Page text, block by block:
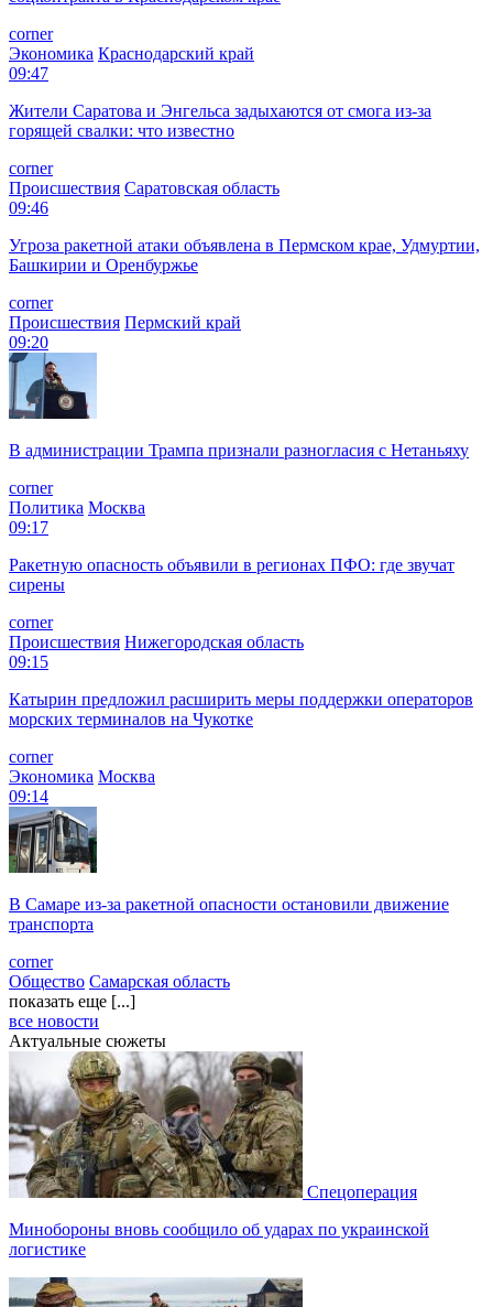
corner
Экономика Краснодарский край
09:47
Жители Саратова и Энгельса задыхаются от смога из-за
горящей свалки: что известно
corner
Происшествия Саратовская область
09:46
Угроза ракетной атаки объявлена в Пермском крае, Удмуртии,
Башкирии и Оренбуржье
corner
Происшествия Пермский край
09:20
В администрации Трампа признали разногласия с Нетаньяху
corner
Политика Москва
09:17
Ракетную опасность объявили в регионах ПФО: где звучат
сирены
corner
Происшествия Нижегородская область
09:15
Катырин предложил расширить меры поддержки операторов
морских терминалов на Чукотке
corner
Экономика Москва
09:14
В Самаре из-за ракетной опасности остановили движение
транспорта
corner
Общество Самарская область
показать еще [...]
все новости
Актуальные сюжеты
Спецоперация
Минобороны вновь сообщило об ударах по украинской
логистике